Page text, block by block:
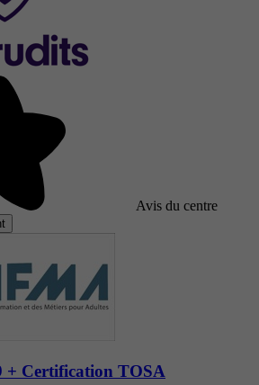
Avis du centre
+ Certification TOSA